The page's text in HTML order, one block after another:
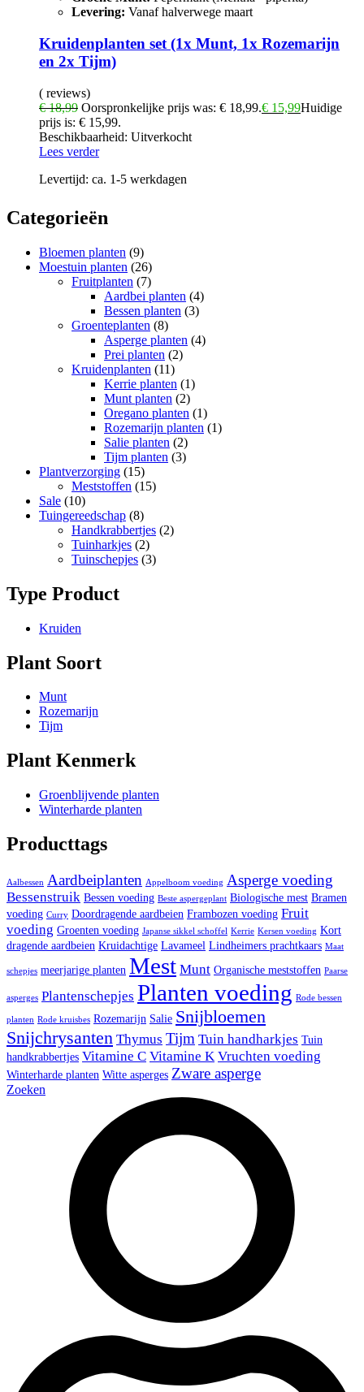
Levering: Vanaf halverwege maart
Kruidenplanten set (1x Munt, 1x Rozemarijn
en 2x Tijm)
( reviews)
€18,99 Oorspronkelijke prijs was: € 18,99.€ 15,99Huidige
prijs is: € 15,99.
Beschikbaarheid: Uitverkocht
Lees verder
Levertijd: ca. 1-5 werkdagen
Categorieën
Bloemen planten (9)
Moestuin planten (26)
Fruitplanten (7)
Aardbei planten (4)
Bessen planten (3)
Groenteplanten (8)
Asperge planten (4)
Prei planten (2)
Kruidenplanten (11)
Kerrie planten (1)
Munt planten (2)
Oregano planten (1)
Rozemarijn planten (1)
Salie planten (2)
Tijm planten (3)
Plantverzorging (15)
Meststoffen (15)
Sale (10)
Tuingereedschap (8)
Handkrabbertjes (2)
Tuinharkjes (2)
Tuinschepjes (3)
Type Product
Kruiden
Plant Soort
Munt
Rozemarijn
Tijm
Plant Kenmerk
Groenblijvende planten
Winterharde planten
Producttags
Aalbessen Aardbeiplanten Appelboom voeding Asperge voeding
Bessenstruik Bessen voeding Beste aspergeplant Biologische mest Bramen
voeding Curry Doordragende aardbeien Frambozen voeding Fruit
voeding Groenten voeding Japanse sikkel schoffel Kerrie Kersen voeding Kort
dragende aardbeien Kruidachtige Lavameel Lindheimers prachtkaars Maat
schepjes meerjarige planten Mest Munt Organische meststoffen Paarse
asperges Plantenschepjes Planten voeding Rode bessen
planten Rode kruisbes Rozemarijn Salie Snijbloemen
Snijchrysanten Thymus Tijm Tuin handharkjes Tuin
handkrabbertjes Vitamine C Vitamine K Vruchten voeding
Winterharde planten Witte asperges Zware asperge
Zoeken